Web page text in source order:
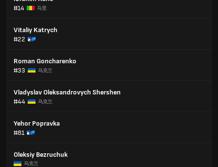
#14
马里
Vitaliy Katrych
#22
Roman Goncharenko
#33
乌克兰
Vladyslav Oleksandrovych Shershen
#44
乌克兰
Yehor Popravka
#81
Oleksiy Bezruchuk
乌克兰